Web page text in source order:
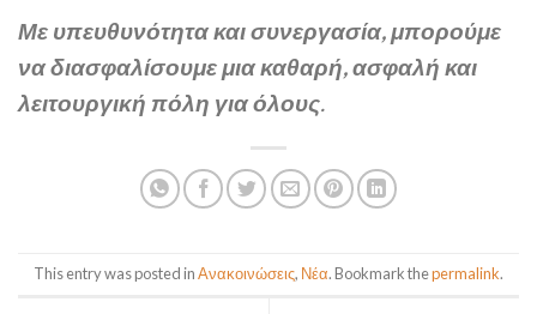
Με υπευθυνότητα και συνεργασία, μπορούμε
να διασφαλίσουμε μια καθαρή, ασφαλή και
λειτουργική πόλη για όλους.
This entry was posted inΑνακοινώσεις, Νέα. Bookmark thepermalink.